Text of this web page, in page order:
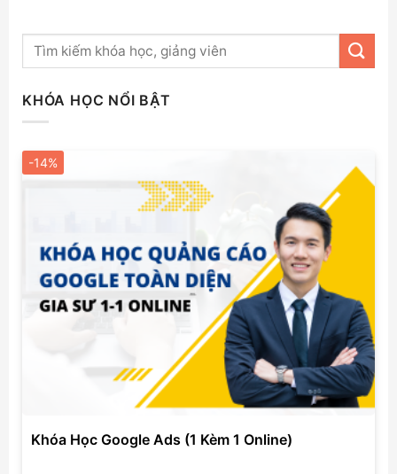
KHÓA HỌC NỔI BẬT
-14%
Khóa Học Google Ads (1 Kèm 1 Online)